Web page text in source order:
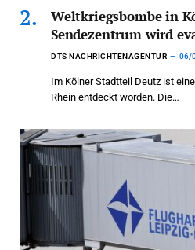
Weltkriegsbombe in
Sendezentrum wird
DTS NACHRICHTENAGENTUR 06/
Im Kölner Stadtteil Deutz ist
Rhein entdeckt worden. Die…